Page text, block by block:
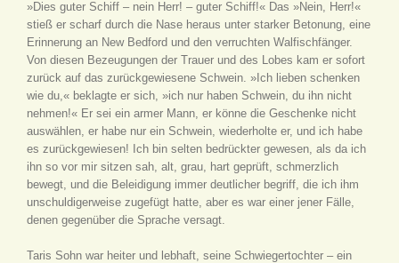
»Dies guter Schiff – nein Herr! – guter Schiff!« Das »Nein, Herr!«
stieß er scharf durch die Nase heraus unter starker Betonung, eine
Erinnerung an New Bedford und den verruchten Walfischfänger.
Von diesen Bezeugungen der Trauer und des Lobes kam er sofort
zurück auf das zurückgewiesene Schwein. »Ich lieben schenken
wie du,« beklagte er sich, »ich nur haben Schwein, du ihn nicht
nehmen!« Er sei ein armer Mann, er könne die Geschenke nicht
auswählen, er habe nur ein Schwein, wiederholte er, und ich habe
es zurückgewiesen! Ich bin selten bedrückter gewesen, als da ich
ihn so vor mir sitzen sah, alt, grau, hart geprüft, schmerzlich
bewegt, und die Beleidigung immer deutlicher begriff, die ich ihm
unschuldigerweise zugefügt hatte, aber es war einer jener Fälle,
denen gegenüber die Sprache versagt.
Taris Sohn war heiter und lebhaft, seine Schwiegertochter – ein